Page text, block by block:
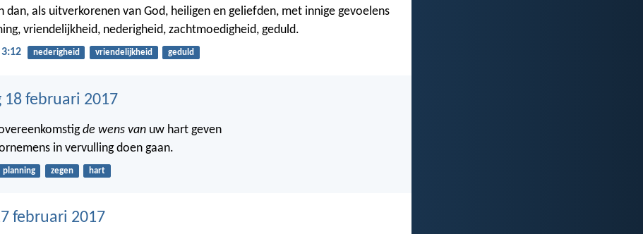
dan, als uitverkorenen van God, heiligen en geliefden, met innige gevoelens
vriendelijkheid, nederigheid, zachtmoedigheid, geduld.
nederigheid vriendelijkheid geduld
18 februari 2017
de wens van uw hart geven
in vervulling doen gaan.
planning zegen hart
februari 2017